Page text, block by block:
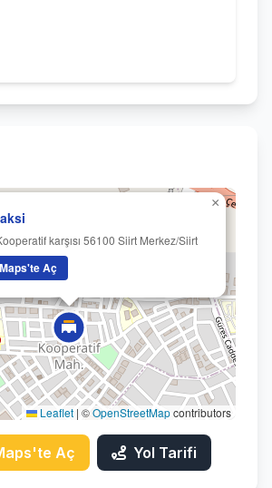
karşısı 56100 Siirt Merkez/Siirt
Aç
×
Leaflet | ©OpenStreetMapcontributors
Aç Yol Tarifi